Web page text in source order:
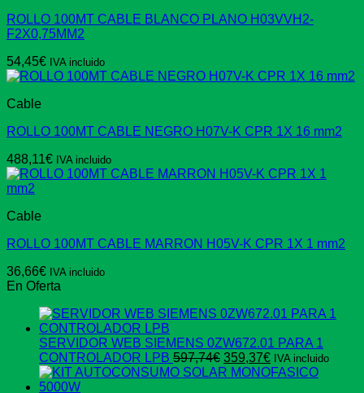
ROLLO 100MT CABLE BLANCO PLANO H03VVH2-
F2X0,75MM2
54,45€ IVA incluido
Cable
ROLLO 100MT CABLE NEGRO H07V-K CPR 1X 16 mm2
488,11€ IVA incluido
Cable
ROLLO 100MT CABLE MARRON H05V-K CPR 1X 1 mm2
36,66€ IVA incluido
En Oferta
SERVIDOR WEB SIEMENS 0ZW672.01 PARA 1
CONTROLADOR LPB 597,74€ El
precio
359,37€El
precio
IVA incluido